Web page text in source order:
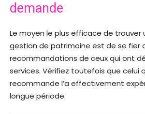
demande
Le moyen le plus efficace de trouver
gestion de patrimoine est de se fier
recommandations de ceux qui ont
services. Vérifiez toutefois que celui
recommande l’a effectivement
longue période.